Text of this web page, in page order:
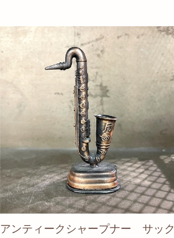
アンティークシャープナー サック